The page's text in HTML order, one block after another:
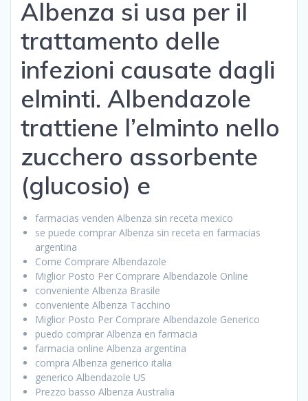
Albenza si usa per il
trattamento delle
infezioni causate dagli
elminti. Albendazole
trattiene l’elminto nello
zucchero assorbente
(glucosio) e
farmacias venden Albenza sin receta mexico
se puede comprar Albenza sin receta en farmacias
argentina
Come Comprare Albendazole
Miglior Posto Per Comprare Albendazole Online
conveniente Albenza Brasile
conveniente Albenza Tacchino
Miglior Posto Per Comprare Albendazole Generico
puedo comprar Albenza en farmacia
farmacia online Albenza argentina
compra Albenza generico italia
generico Albendazole US
Prezzo basso Albenza Australia